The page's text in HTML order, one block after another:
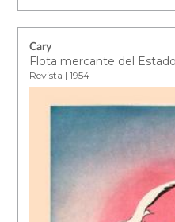
Cary
Flota mercante del
Revista | 1954